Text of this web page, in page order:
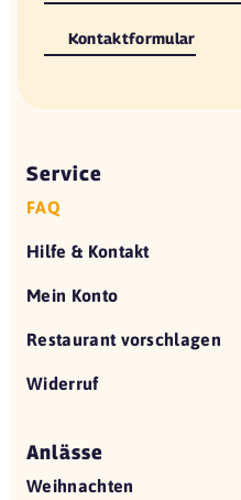
Kontaktformular
Service
FAQ
Hilfe & Kontakt
Mein Konto
Restaurant vorschlagen
Widerruf
Anlässe
Weihnachten